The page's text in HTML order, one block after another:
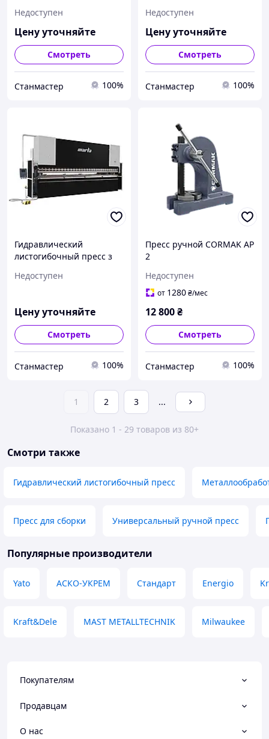
Недоступен
Цену уточняйте
Смотреть
Станмастер 100%
Недоступен
Цену уточняйте
Смотреть
Станмастер 100%
Гидравлический
листогибочный пресс з
Недоступен
Цену уточняйте
Смотреть
Станмастер 100%
Пресс ручной CORMAK AP
2
Недоступен
от 1280₴/мес
12 800₴
Смотреть
Станмастер 100%
1 2 3 ...
Показано 1 - 29 товаров из 80+
Смотри также
Гидравлический листогибочный пресс
Пресс для сборки Универсальный ручной пресс
Популярные производители
Yato АСКО-УКРЕМ Стандарт Energio
Kraft&Dele MAST METALLTECHNIK Milwaukee
Покупателям
Продавцам
О нас